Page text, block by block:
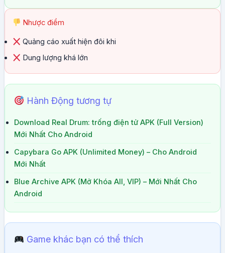
Nhược điểm
Quảng cáo xuất hiện đôi khi
Dung lượng khá lớn
Hành Động tương tự
Download Real Drum: trống điện tử APK (Full Version)
Mới Nhất Cho Android
Capybara Go APK (Unlimited Money) – Cho Android
Mới Nhất
Blue Archive APK (Mở Khóa All, VIP) – Mới Nhất Cho
Android
Game khác bạn có thể thích